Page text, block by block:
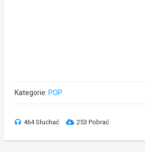
Kategorie: POP
464 Słuchać 253 Pobrać